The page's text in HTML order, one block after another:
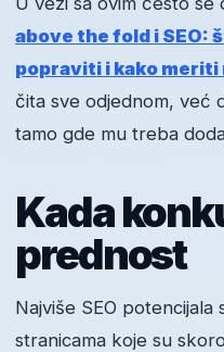
above the fold i SEO:
popraviti i kako
čita sve odjednom, već
tamo gde mu treba
Kada
prednost
Najviše SEO
stranicama koje su